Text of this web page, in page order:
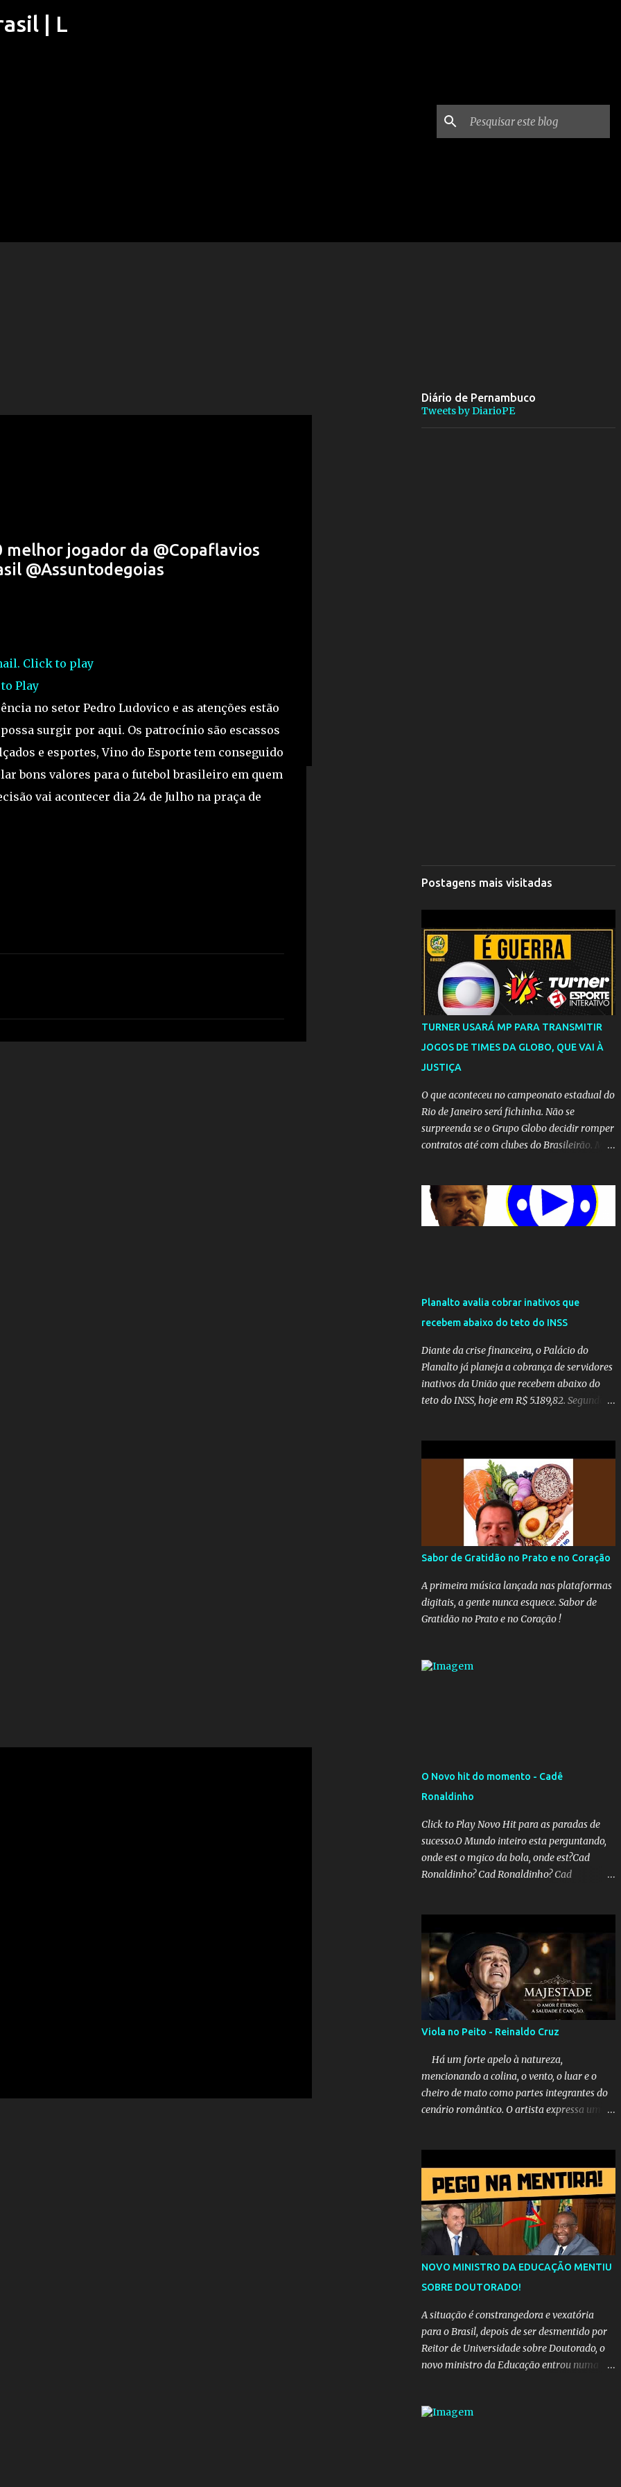
| L
jogador da @Copaflavios
@Assuntodegoias
Play
no setor Pedro Ludovico e as atenções estão
surgir por aqui. Os patrocínio são escassos
e esportes, Vino do Esporte tem conseguido
bons valores para o futebol brasileiro em quem
vai acontecer dia 24 de Julho na praça de
Diário de Pernambuco
Tweets by DiarioPE
Postagens mais visitadas
TURNER USARÁ MP PARA TRANSMITIR
JOGOS DE TIMES DA GLOBO, QUE VAI À
JUSTIÇA
O que aconteceu no campeonato estadual do
Rio de Janeiro será fichinha. Não se
surpreenda se o Grupo Globo decidir romper
contratos até com clubes do Brasileirão. Mas
seu monopólio.
Planalto avalia cobrar inativos que
recebem abaixo do teto do INSS
Diante da crise financeira, o Palácio do
Planalto já planeja a cobrança de servidores
inativos da União que recebem abaixo do
teto do INSS, hoje em R$ 5.189,82. Segundo
Atualmente, os inativos da União recolhem
11% sobre o que vai além do teto do INSS. A
ideia é aumentar o percentual de
recolhimento para 14%. De acordo com a
publicação, a reforma da Previdência Social
também está sendo analisada pelos
governadores, que querem subir a taxa de
recolhimento. Nesse caso, seriam atingidos
os inativos da União e dos estados.
Atualmente, o teto do INSS é de R$ 5.189,82
Sabor de Gratidão no Prato e no Coração
A primeira música lançada nas plataformas
digitais, a gente nunca esquece. Sabor de
Gratidão no Prato e no Coração !
O Novo hit do momento - Cadê
Ronaldinho
Click to Play Novo Hit para as paradas de
sucesso.O Mundo inteiro esta perguntando,
onde est o mgico da bola, onde est?Cad
Ronaldinho? Cad Ronaldinho? Cad
Viola no Peito - Reinaldo Cruz
Há um forte apelo à natureza,
mencionando a colina, o vento, o luar e o
cheiro de mato como partes integrantes do
cenário romântico. O artista expressa uma
da "estrada comprida", quem carrega amor
na vida sempre encontra o seu caminho e
destino. Reinaldo Cruz enfatiza que seu
coração nasceu para ela e que continuará
esperando enquanto houver canções para
entoar. A obra conclui como uma promessa
de fidelidade e esperança no reencontro,
unindo a tradição da viola com o sentimento
universal do amor. No geral, o vídeo
apresenta uma narrativa lírica sobre a
persistência do afeto através do tempo e do
espaço. YouTube YouTube YouTube
NOVO MINISTRO DA EDUCAÇÃO MENTIU
SOBRE DOUTORADO!
A situação é constrangedora e vexatória
para o Brasil, depois de ser desmentido por
Reitor de Universidade sobre Doutorado, o
novo ministro da Educação entrou numa
para pasta, passou a ser vista como algo